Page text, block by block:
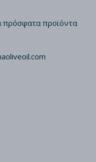
πρόσφατα προϊόντα